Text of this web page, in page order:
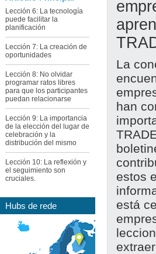
Lección 6: La tecnología
puede facilitar la
planificación
Lección 7: La creación de
oportunidades
Lección 8: No olvidar
programar ratos libres
para que los participantes
puedan relacionarse
Lección 9: La importancia
de la elección del lugar de
celebración y la
distribución del mismo
Lección 10: La reflexión y
el seguimiento son
cruciales.
Hubs de rede
La
han
estos
está